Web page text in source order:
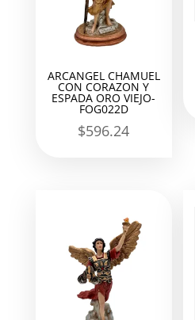
ARCANGEL CHAMUEL
CON CORAZON Y
ESPADA ORO VIEJO-
FOG022D
$596.24